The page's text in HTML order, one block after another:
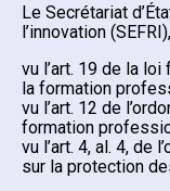
Le Secrétariat
l’innovation (SEFRI),
vu l’art. 19 de la
la formation
vu l’art. 12 de
formation
vu l’art. 4, al. 4, de
sur la protection